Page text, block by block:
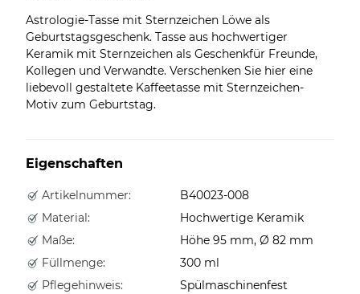
Astrologie-Tasse mit Sternzeichen Löwe als
Geburtstagsgeschenk. Tasse aus hochwertiger
Keramik mit Sternzeichen als Geschenkfür Freunde,
Kollegen und Verwandte. Verschenken Sie hier eine
liebevoll gestaltete Kaffeetasse mit Sternzeichen-
Motiv zum Geburtstag.
Eigenschaften
Artikelnummer:
B40023-008
Material:
Hochwertige Keramik
Maße:
Höhe 95 mm, Ø 82 mm
Füllmenge:
300 ml
Pflegehinweis:
Spülmaschinenfest